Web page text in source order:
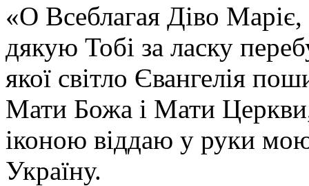
«О Всеблагая Діво
дякую Тобі за ласку
якої світло Євангелія
Мати Божа і Мати
іконою віддаю у руки
Україну.